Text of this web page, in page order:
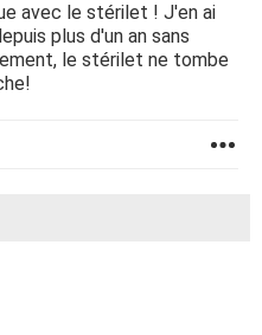
avec le stérilet ! J'en ai
plus d'un an sans
le stérilet ne tombe